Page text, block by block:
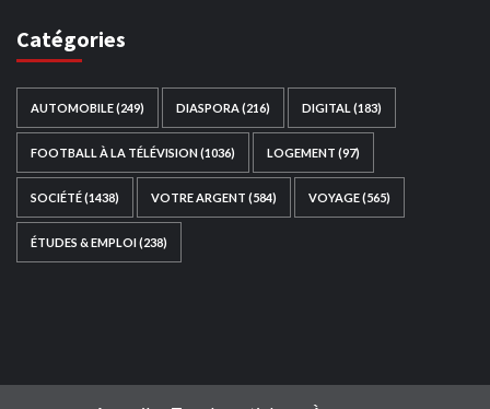
Catégories
AUTOMOBILE(249) DIASPORA (216) DIGITAL (183)
FOOTBALL À LA TÉLÉVISION(1036) LOGEMENT (97)
SOCIÉTÉ(1438) VOTRE ARGENT (584) VOYAGE(565)
ÉTUDES & EMPLOI(238)